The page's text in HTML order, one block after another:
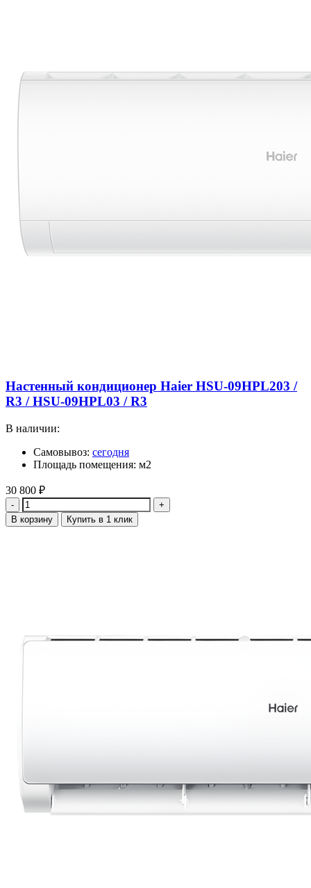
Настенный кондиционер Haier HSU-09HPL203 /
R3 / HSU-09HPL03 / R3
В наличии:
Самовывоз: сегодня
Площадь помещения: м2
30 800 ₽
Количество
В корзину Купить в 1 клик